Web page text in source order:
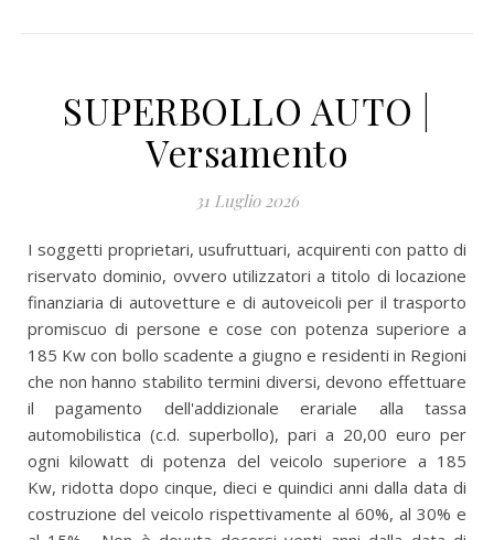
SUPERBOLLO AUTO |
Versamento
31 Luglio 2026
I soggetti proprietari, usufruttuari, acquirenti con patto di
riservato dominio, ovvero utilizzatori a titolo di locazione
finanziaria di autovetture e di autoveicoli per il trasporto
promiscuo di persone e cose con potenza superiore a
185 Kw con bollo scadente a giugno e residenti in Regioni
che non hanno stabilito termini diversi, devono effettuare
il pagamento dell'addizionale erariale alla tassa
automobilistica (c.d. superbollo), pari a 20,00 euro per
ogni kilowatt di potenza del veicolo superiore a 185
Kw, ridotta dopo cinque, dieci e quindici anni dalla data di
costruzione del veicolo rispettivamente al 60%, al 30% e